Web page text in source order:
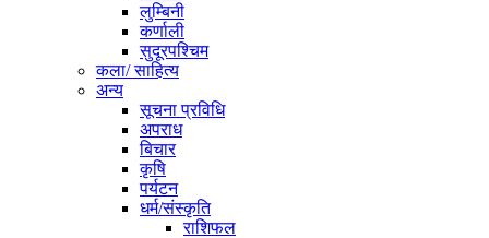
लुम्बिनी
कर्णाली
सुदूरपश्चिम
कला/ साहित्य
अन्य
सूचना प्रविधि
अपराध
बिचार
कृषि
पर्यटन
धर्म/संस्कृति
राशिफल